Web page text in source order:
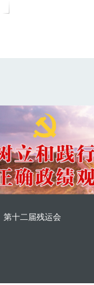
第十二届残运会